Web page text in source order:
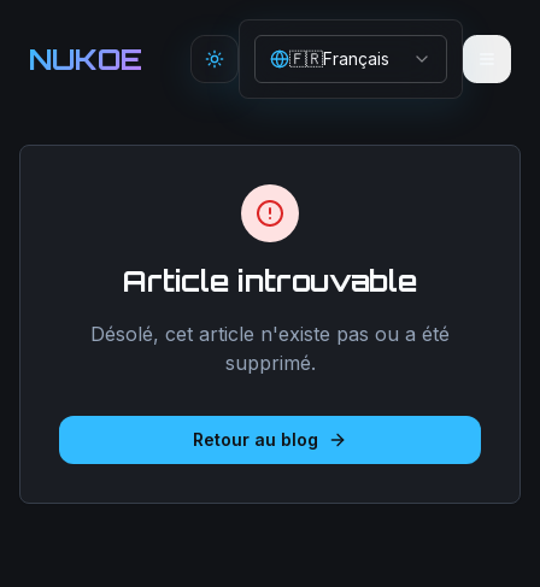
NUKOE Toggle theme
🇫🇷Français
Article introuvable
Désolé, cet article n'existe pas ou a été
supprimé.
Retour au blog